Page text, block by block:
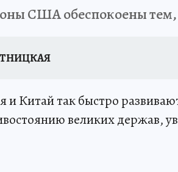
США обеспокоены тем,
и Китай так быстро
великих держав,